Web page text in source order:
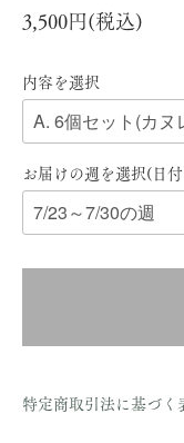
3,500円(税込)
内容を選択
お届けの週を選択(日
特定商取引法に基づく